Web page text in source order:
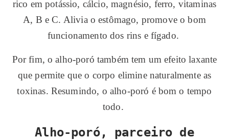
rico em potássio, cálcio, magnésio, ferro, vitaminas
A, B e C. Alivia o estômago, promove o bom
funcionamento dos rins e fígado.
Por fim, o alho-poró também tem um efeito laxante
que permite que o corpo elimine naturalmente as
toxinas. Resumindo, o alho-poró é bom o tempo
todo.
Alho-poró, parceiro de